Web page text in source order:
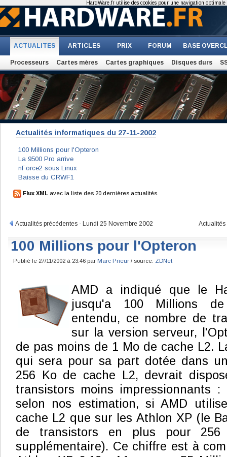
ACTUALITES ARTICLES PRIX FORUM BASE
Processeurs Cartes mères Cartes graphiques Disques durs
Actualités informatiques du 27-11-2002
100 Millions pour l'Opteron
La 9500 Pro arrive
nForce2 sous Linux
Baisse du CRWF1
Flux XML avec la liste des 20 dernières actualités.
Actualités précédentes - Lundi 25 Novembre 2002
100 Millions pour l'Opteron
Publié le 27/11/2002 à 23:46 par Marc Prieur / source: ZDNet
AMD a indiqué que le
jusqu'a 100 Millions
entendu, ce nombre de
sur la version serveur,
de pas moins de 1 Mo de cache L2.
qui sera pour sa part dotée dans
256 Ko de cache L2, devrait
transistors moins impressionnants
selon nos estimation, si AMD
cache L2 que sur les Athlon XP (le
de transistors en plus pour
supplémentaire). Ce chiffre est à
HardWare.fr utilise des cookies pour une navigation